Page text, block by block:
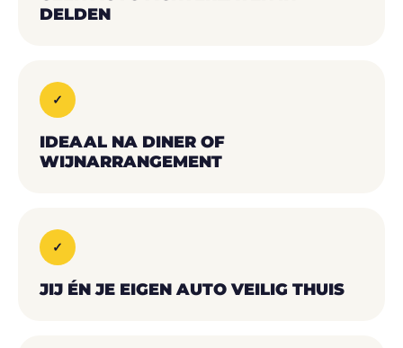
DELDEN
✓
IDEAAL NA DINER OF
WIJNARRANGEMENT
✓
JIJ ÉN JE EIGEN AUTO VEILIG THUIS